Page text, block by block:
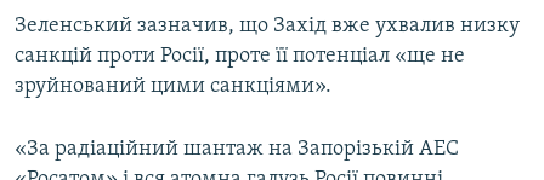
Зеленський зазначив, що Захід вже ухвалив низку
санкцій проти Росії, проте її потенціал «ще не
зруйнований цими санкціями».
«За радіаційний шантаж на Запорізькій АЕС